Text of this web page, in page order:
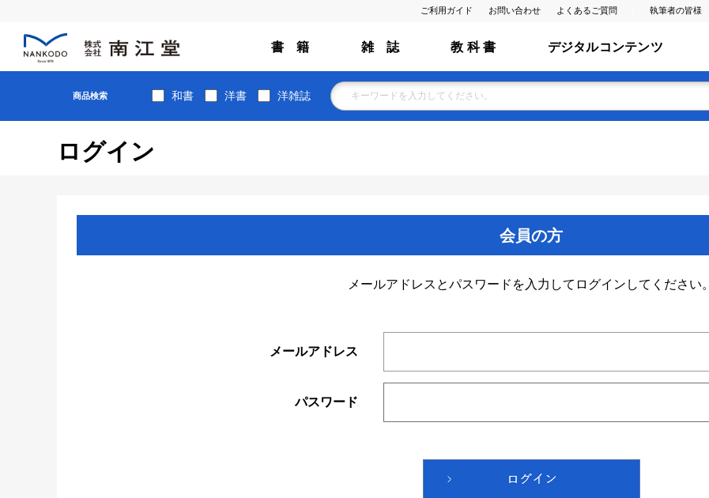
ご利用ガイド お問い合わせ よくあるご質問 執筆者の皆様
書 籍 雑 誌 教 科 書 デジタルコンテンツ
商品検索 和書 洋書 洋雑誌
ログイン
会員の方
メールアドレスとパスワードを入力してログインしてください。
メールアドレス
パスワード